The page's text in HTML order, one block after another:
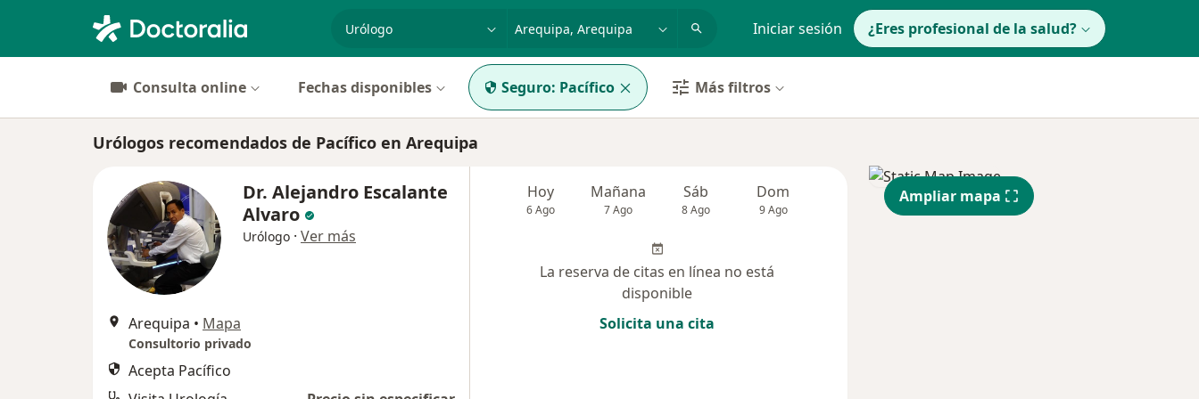
especialidad, enfermedad o nombre Iniciar sesión ¿Eres profesional de la salud?
Consulta online Fechas disponibles Seguro: Pacífico Más filtros
Urólogos recomendados de Pacífico en Arequipa
Dr. Alejandro Escalante
Alvaro
Urólogo · Ver más
Arequipa • Mapa
Consultorio privado
Acepta Pacífico
Hoy
6 Ago
Mañana
7 Ago
Sáb
8 Ago
Dom
9 Ago
Mar
11 Ago
Mié
12 Ago
La reserva de citas en línea no está
disponible
Solicita una cita
Ampliar mapa